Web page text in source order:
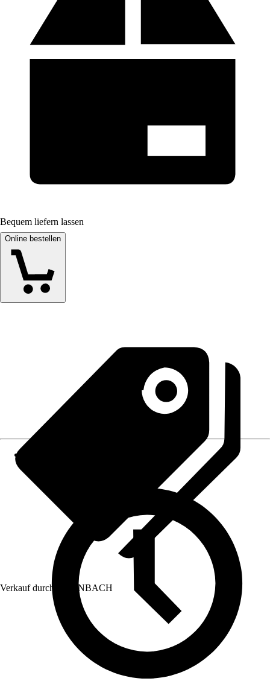
Bequem liefern lassen
Online bestellen
Verkauf durch: HORNBACH